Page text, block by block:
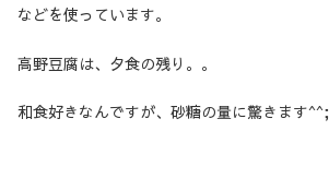
などを使っています。
高野豆腐は、夕食の残り。。
和食好きなんですが、砂糖の量に驚きます^^;